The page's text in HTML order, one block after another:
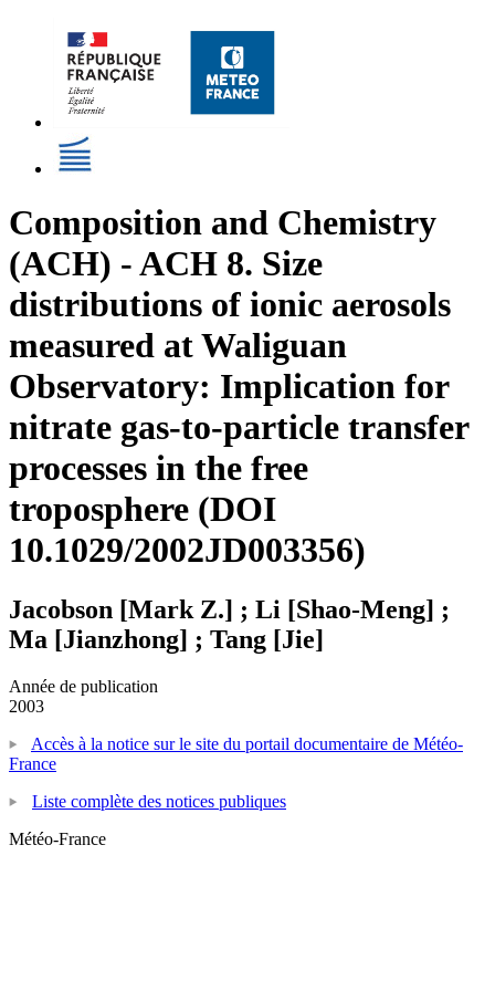
Composition and Chemistry
(ACH) - ACH 8. Size
distributions of ionic aerosols
measured at Waliguan
Observatory: Implication for
nitrate gas-to-particle transfer
processes in the free
troposphere (DOI
10.1029/2002JD003356)
Jacobson [Mark Z.] ; Li [Shao-Meng] ;
Ma [Jianzhong] ; Tang [Jie]
Année de publication
2003
Accès à la notice sur le site du portail documentaire de Météo-
France
Liste complète des notices publiques
Météo-France